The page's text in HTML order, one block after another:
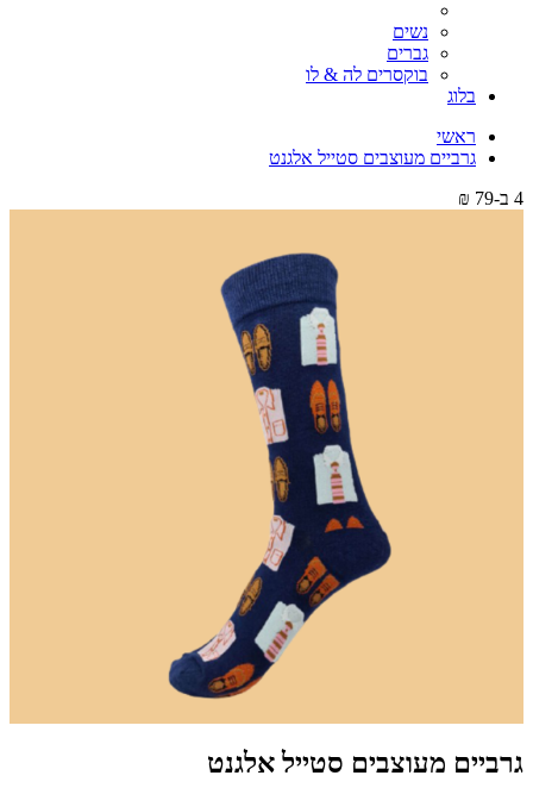
נשים
גברים
בוקסרים לה & לו
בלוג
ראשי
גרביים מעוצבים סטייל אלגנט
4 ב-79 ₪
גרביים מעוצבים סטייל אלגנט